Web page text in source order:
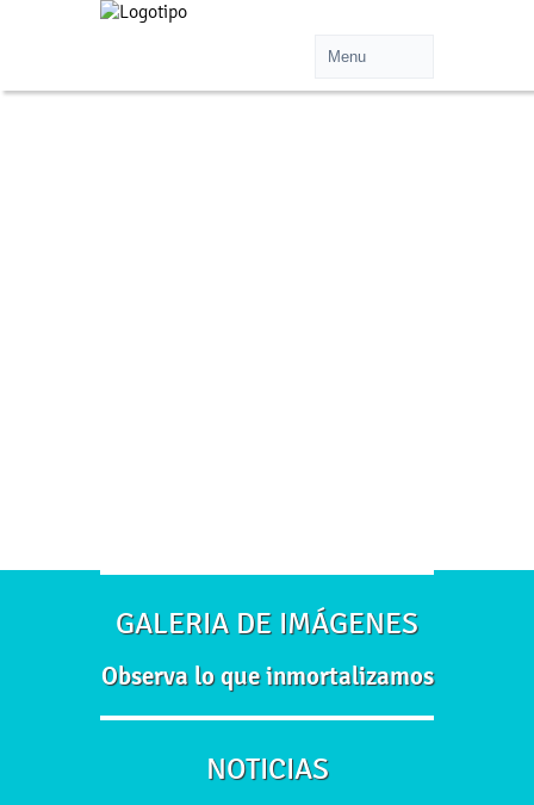
GALERIA DE IMÁGENES
Observa lo que inmortalizamos
NOTICIAS